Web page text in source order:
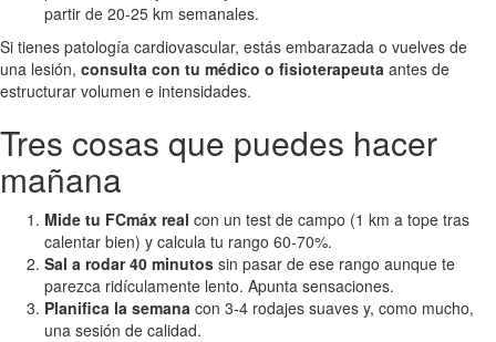
partir de 20-25 km semanales.
Si tienes patología cardiovascular, estás embarazada o vuelves de
una lesión, consulta con tu médico o fisioterapeuta antes de
estructurar volumen e intensidades.
Tres cosas que puedes hacer
mañana
Mide tu FCmáx real con un test de campo (1 km a tope tras
calentar bien) y calcula tu rango 60-70%.
Sal a rodar 40 minutos sin pasar de ese rango aunque te
parezca ridículamente lento. Apunta sensaciones.
Planifica la semana con 3-4 rodajes suaves y, como mucho,
una sesión de calidad.